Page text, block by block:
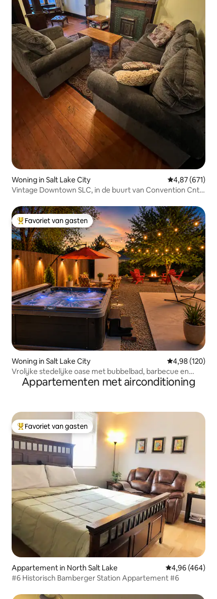
Woning in Salt Lake City Gemiddelde
4,87 (671)
Vintage Downtown SLC, in de buurt van Convention Cntr
Topfavoriet van gasten
Favoriet van gasten
Woning in Salt Lake City Gemiddelde
4,98 (120)
Vrolijke stedelijke oase met bubbelbad, barbecue en
vuurplaats!
Appartementen met airconditioning
Topfavoriet van gasten
Favoriet van gasten
Appartement in North Salt Lake Gemiddelde
4,96 (464)
#6 Historisch Bamberger Station Appartement #6